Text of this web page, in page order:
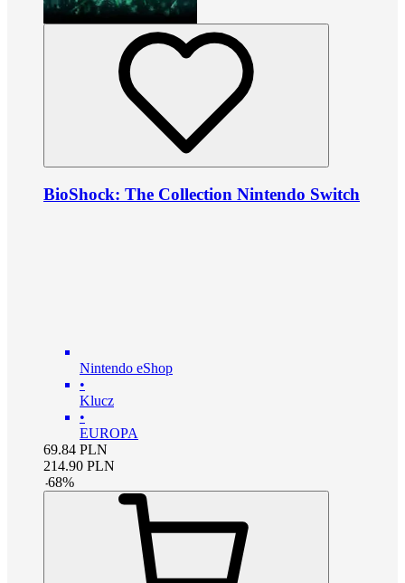
BioShock: The Collection Nintendo Switch
Nintendo eShop
•
Klucz
•
EUROPA
69.84 PLN
214.90 PLN
-68%